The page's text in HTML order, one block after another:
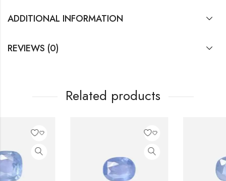
ADDITIONAL INFORMATION
REVIEWS (0)
Related products